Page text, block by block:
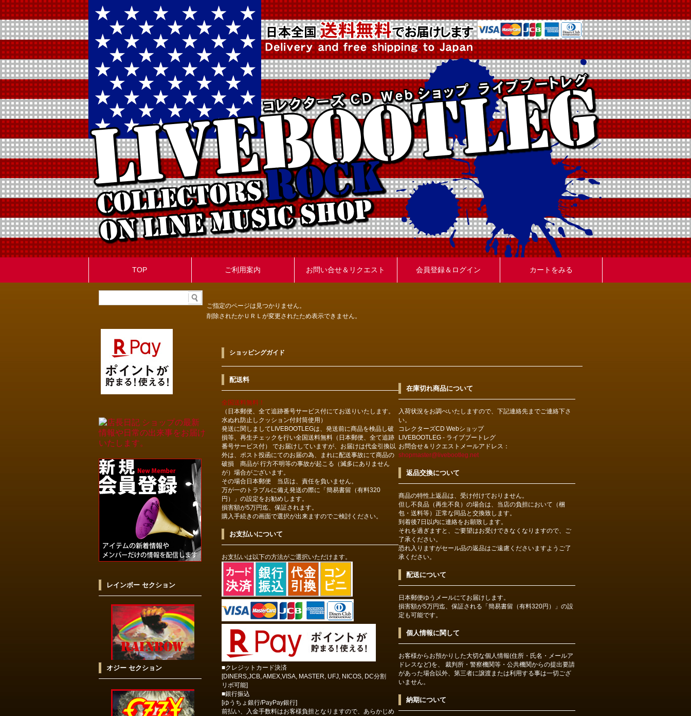
TOP ご利用案内 お問い合せ＆リクエスト 会員登録＆ログイン カートをみる
ご指定のページは見つかりません。
削除されたかＵＲＬが変更されたため表示できません。
ショッピングガイド
配送料
全国送料無料！
（日本郵便、全て追跡番号サービス付にてお送りいたします。
水ぬれ防止しクッション付封筒使用）
発送に関しましてLIVEBOOTLEGは、発送前に商品を検品し破
損等、再生チェックを行い全国送料無料（日本郵便、全て追跡
番号サービス付） でお届けしていますが、お届けは代金引換以
外は、ポスト投函にてのお届の為、まれに配送事故にて商品の
破損 商品が 行方不明等の事故が起こる（滅多にありません
が）場合がございます。
その場合日本郵便 当店は、責任を負いません。
万が一のトラブルに備え発送の際に「簡易書留（有料320
円）」の設定をお勧めします。
損害額が5万円迄、保証されます。
購入手続きの画面で選択が出来ますのでご検討ください。
お支払いについて
お支払いは以下の方法がご選択いただけます。
■クレジットカード決済
[DINERS,JCB, AMEX,VISA, MASTER, UFJ, NICOS, DC分割
リボ可能]
■銀行振込
[ゆうちょ銀行/PayPay銀行]
前払い、入金手数料はお客様負担となりますので、あらかじめ
在庫切れ商品について
入荷状況をお調べいたしますので、下記連絡先までご連絡下さ
い。
コレクターズCD Webショップ
LIVEBOOTLEG - ライブブートレグ
お問合せ＆リクエストメールアドレス：
shopmaster@livebootleg.net
返品交換について
商品の特性上返品は、受け付けておりません。
但し不良品（再生不良）の場合は、当店の負担において（梱
包・送料等）正常な同品と交換致します。
到着後7日以内に連絡をお願致します。
それを過ぎますと、ご要望はお受けできなくなりますので、ご
了承ください。
恐れ入りますがセール品の返品はご遠慮くださいますようご了
承ください。
配送について
日本郵便ゆうメールにてお届けします。
損害額が5万円迄、保証される「簡易書留（有料320円）」の設
定も可能です。
個人情報に関して
お客様からお預かりした大切な個人情報(住所・氏名・メールア
ドレスなど)を、 裁判所・警察機関等・公共機関からの提出要請
があった場合以外、第三者に譲渡または利用する事は一切ござ
いません。
納期について
レインボー セクション
オジー セクション